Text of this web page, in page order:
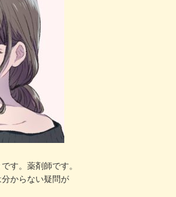
す。薬剤師です。
からない疑問が